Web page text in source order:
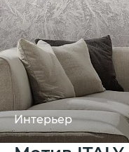
Интерьер